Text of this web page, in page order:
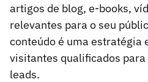
artigos de blog, e-books,
relevantes para o seu
conteúdo é uma estratégia
visitantes qualificados
leads.